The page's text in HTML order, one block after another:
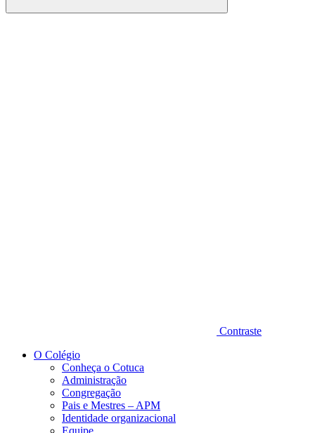
Buscar
Contraste
O Colégio
Conheça o Cotuca
Administração
Congregação
Pais e Mestres – APM
Identidade organizacional
Equipe